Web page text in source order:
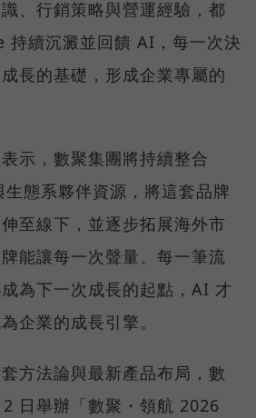
、行銷策略與營運經驗，都
持續沉澱並回饋 AI，每一次決
長的基礎，形成企業專屬的
示，數聚集團將持續整合
態系夥伴資源，將這套品牌
至線下，並逐步拓展海外市
能讓每一次聲量、每一筆流
為下一次成長的起點，AI 才
企業的成長引擎。
方法論與最新產品布局，數
日舉辦「數聚・領航 2026